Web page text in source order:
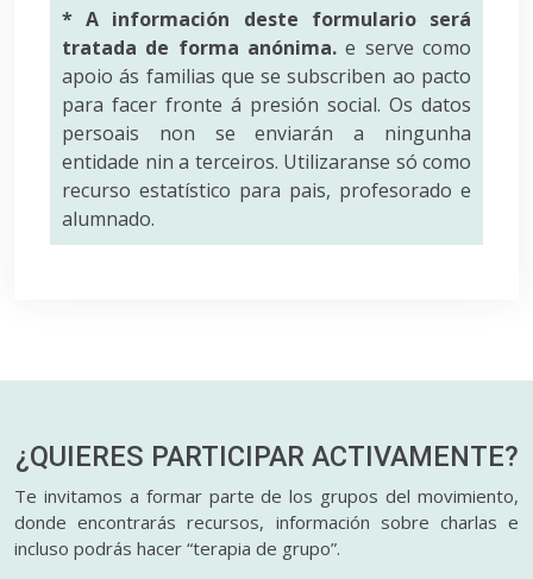
* A información deste formulario será
tratada de forma anónima. e serve como
apoio ás familias que se subscriben ao pacto
para facer fronte á presión social. Os datos
persoais non se enviarán a ningunha
entidade nin a terceiros. Utilizaranse só como
recurso estatístico para pais, profesorado e
alumnado.
¿QUIERES PARTICIPAR ACTIVAMENTE?
Te invitamos a formar parte de los grupos del movimiento,
donde encontrarás recursos, información sobre charlas e
incluso podrás hacer “terapia de grupo”.